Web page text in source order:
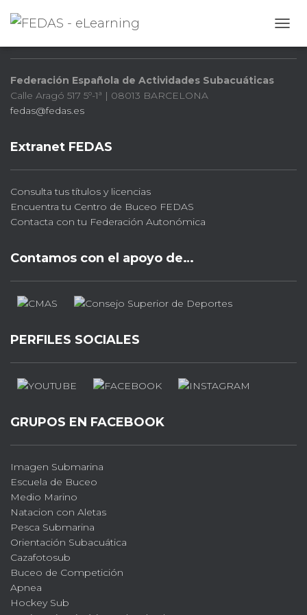
Federación Española de Actividades Subacuáticas
Calle Aragó 517 5º-1ª | 08013 BARCELONA
fedas@fedas.es
Extranet FEDAS
Consulta tus títulos y licencias
Encuentra tu Centro de Buceo FEDAS
Contacta con tu Federación Autonómica
Contamos con el apoyo de…
PERFILES SOCIALES
GRUPOS EN FACEBOOK
Imagen Submarina
Escuela de Buceo
Medio Marino
Natacion con Aletas
Pesca Submarina
Orientación Subacuática
Cazafotosub
Buceo de Competición
Apnea
Hockey Sub